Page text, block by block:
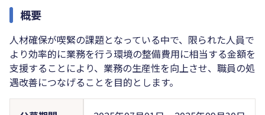
概要
人材確保が喫緊の課題となっている中で、限られた人員で
より効率的に業務を行う環境の整備費用に相当する金額を
支援することにより、業務の生産性を向上させ、職員の処
遇改善につなげることを目的とします。